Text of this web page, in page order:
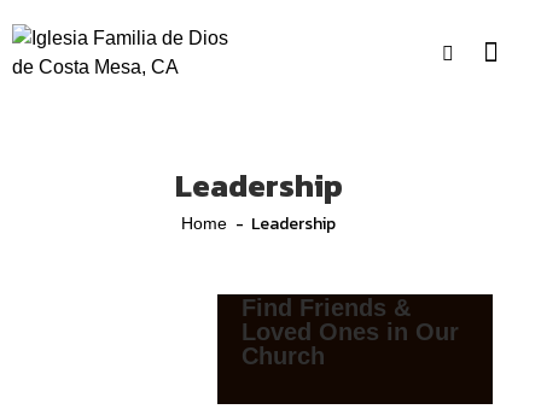
Leadership
Home Leadership
Find Friends &
Loved Ones in Our
Church